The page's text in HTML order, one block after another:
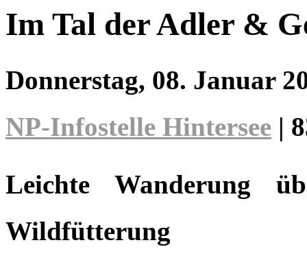
Im Tal der Adler &
Donnerstag, 08. Januar
NP-Infostelle Hintersee |
Leichte Wanderung
Wildfütterung